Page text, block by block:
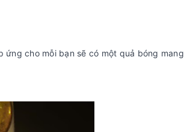
cho mỗi bạn sẽ có một quả bóng mang